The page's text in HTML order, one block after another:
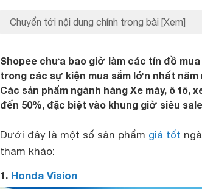
Chuyển tới nội dung chính trong bài [Xem]
Shopee chưa bao giờ làm các tín đồ
trong các sự kiện mua sắm lớn nhất năm
Các sản phẩm ngành hàng Xe máy, ô
đến 50%, đặc biệt vào khung giờ siêu
Dưới đây là một số sản phẩm giá tốt
tham khảo:
1. Honda Vision